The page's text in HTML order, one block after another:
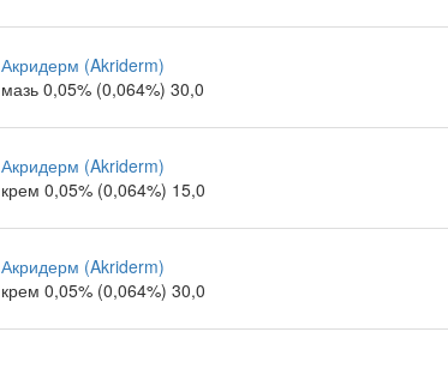
Акридерм (Akriderm)
мазь 0,05% (0,064%) 30,0
Акридерм (Akriderm)
крем 0,05% (0,064%) 15,0
Акридерм (Akriderm)
крем 0,05% (0,064%) 30,0